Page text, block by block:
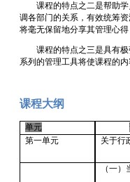
课程的特点之二是帮助
调各部门的关系，有效统筹
将毫无保留地分享其管理心
课程的特点之三是具有
系列的管理工具将使课程的
课程大纲
单元
第一单元
关于行
（一